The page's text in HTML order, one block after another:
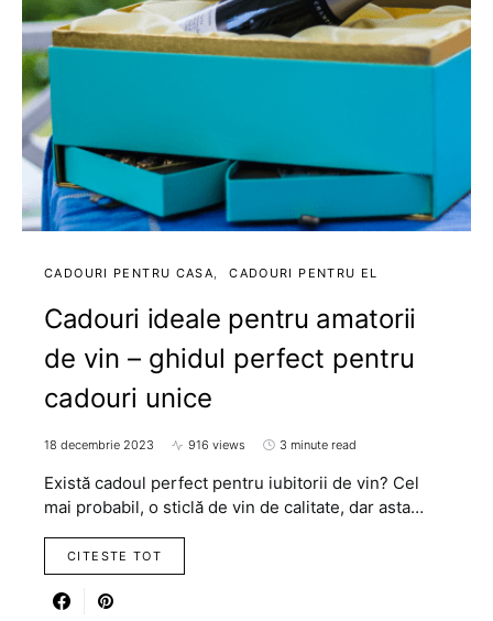
CADOURI PENTRU CASA CADOURI PENTRU EL
Cadouri ideale pentru amatorii
de vin – ghidul perfect pentru
cadouri unice
18 decembrie 2023 916 views 3 minute read
Există cadoul perfect pentru iubitorii de vin? Cel
mai probabil, o sticlă de vin de calitate, dar asta…
CITESTE TOT